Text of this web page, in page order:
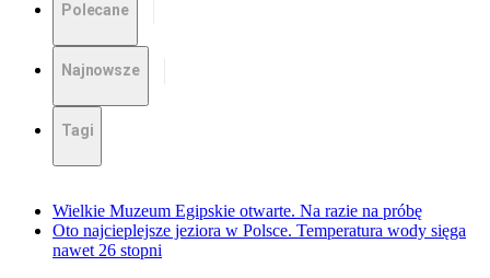
Polecane
Najnowsze
Tagi
Wielkie Muzeum Egipskie otwarte. Na razie na próbę
Oto najcieplejsze jeziora w Polsce. Temperatura wody sięga
nawet 26 stopni